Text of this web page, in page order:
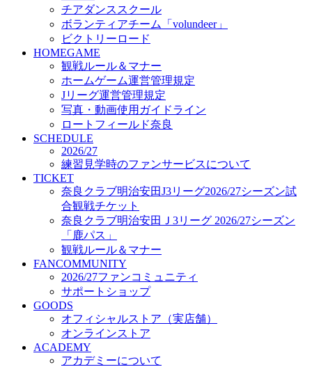
観戦ルール＆マナー
FANCOMMUNITY
2026/27ファンコミュニティ
サポートショップ
GOODS
オフィシャルストア（実店舗）
オンラインストア
ACADEMY
アカデミーについて
プロジェクト
コーチ&スタッフ
ジュニア
ジュニアユース
ユース
練習拠点（ナラディーア）
SCHOOL
2026/27 パートナー企業
パートナー募集
クラブ理念
クラブ情報
サステナビリティ
Web制作支援
応援プロジェクト
チアダンススクール
ボランティアチーム「volundeer」
ビクトリーロード
HOMEGAME
観戦ルール＆マナー
ホームゲーム運営管理規定
Jリーグ運営管理規定
写真・動画使用ガイドライン
ロートフィールド奈良
SCHEDULE
2026/27
練習見学時のファンサービスについて
TICKET
奈良クラブ明治安田J3リーグ2026/27シーズン試
合観戦チケット
奈良クラブ明治安田Ｊ3リーグ 2026/27シーズン
「鹿パス」
観戦ルール＆マナー
FANCOMMUNITY
2026/27ファンコミュニティ
サポートショップ
GOODS
オフィシャルストア（実店舗）
オンラインストア
ACADEMY
アカデミーについて